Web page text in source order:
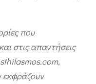
που
στις απαντήσεις
εκφράζουν